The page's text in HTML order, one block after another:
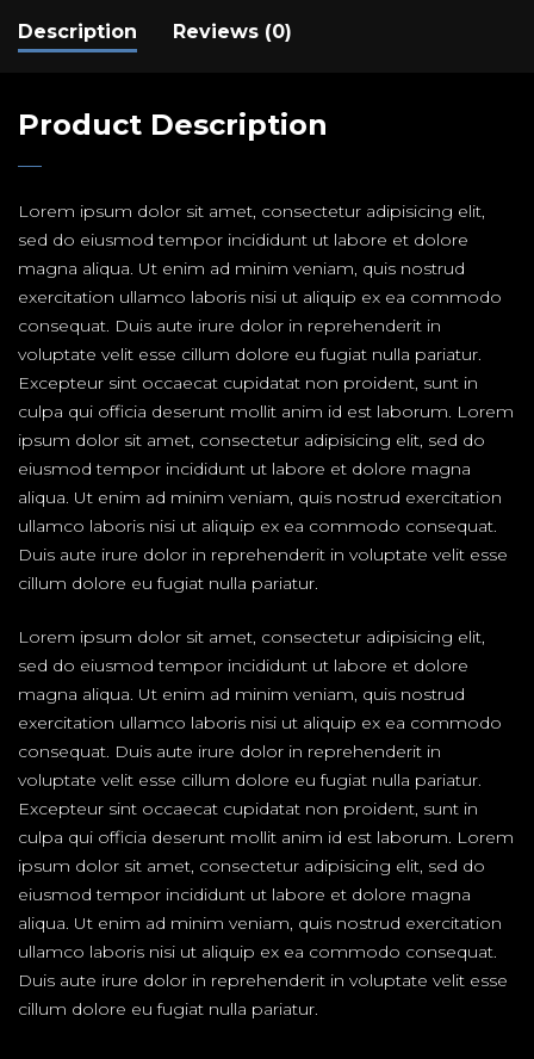
Description Reviews (0)
Product Description
Lorem ipsum dolor sit amet, consectetur adipisicing elit,
sed do eiusmod tempor incididunt ut labore et dolore
magna aliqua. Ut enim ad minim veniam, quis nostrud
exercitation ullamco laboris nisi ut aliquip ex ea commodo
consequat. Duis aute irure dolor in reprehenderit in
voluptate velit esse cillum dolore eu fugiat nulla pariatur.
Excepteur sint occaecat cupidatat non proident, sunt in
culpa qui officia deserunt mollit anim id est laborum. Lorem
ipsum dolor sit amet, consectetur adipisicing elit, sed do
eiusmod tempor incididunt ut labore et dolore magna
aliqua. Ut enim ad minim veniam, quis nostrud exercitation
ullamco laboris nisi ut aliquip ex ea commodo consequat.
Duis aute irure dolor in reprehenderit in voluptate velit esse
cillum dolore eu fugiat nulla pariatur.
Lorem ipsum dolor sit amet, consectetur adipisicing elit,
sed do eiusmod tempor incididunt ut labore et dolore
magna aliqua. Ut enim ad minim veniam, quis nostrud
exercitation ullamco laboris nisi ut aliquip ex ea commodo
consequat. Duis aute irure dolor in reprehenderit in
voluptate velit esse cillum dolore eu fugiat nulla pariatur.
Excepteur sint occaecat cupidatat non proident, sunt in
culpa qui officia deserunt mollit anim id est laborum. Lorem
ipsum dolor sit amet, consectetur adipisicing elit, sed do
eiusmod tempor incididunt ut labore et dolore magna
aliqua. Ut enim ad minim veniam, quis nostrud exercitation
ullamco laboris nisi ut aliquip ex ea commodo consequat.
Duis aute irure dolor in reprehenderit in voluptate velit esse
cillum dolore eu fugiat nulla pariatur.